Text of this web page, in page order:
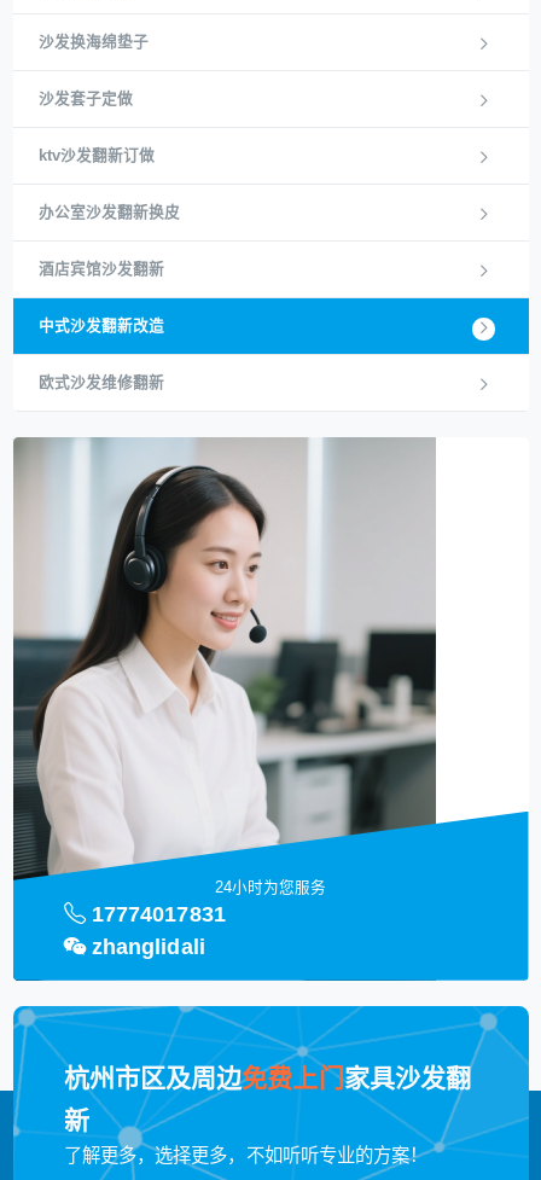
沙发换海绵垫子
沙发套子定做
ktv沙发翻新订做
办公室沙发翻新换皮
酒店宾馆沙发翻新
中式沙发翻新改造
欧式沙发维修翻新
24小时为您服务
17774017831
zhanglidali
杭州市区及周边免费上门家具沙发翻
新
了解更多，选择更多，不如听听专业的方案！